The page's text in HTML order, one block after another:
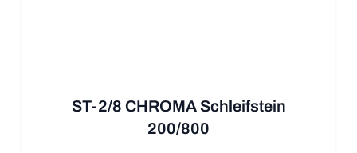
ST-2/8 CHROMA Schleifstein
200/800